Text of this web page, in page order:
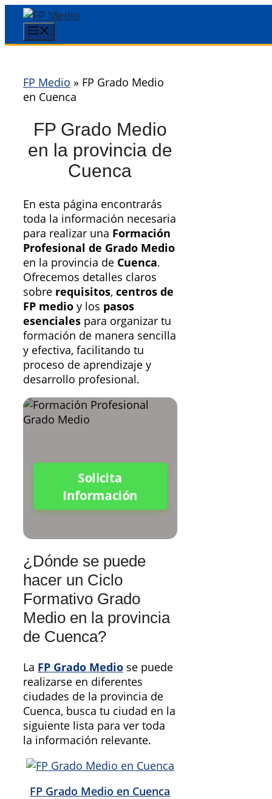
Saltar
contenido
FP Medio » FP Grado Medio
en Cuenca
FP Grado Medio
en la provincia de
Cuenca
En esta página encontrarás
toda la información necesaria
para realizar una Formación
Profesional de Grado Medio
en la provincia de Cuenca.
Ofrecemos detalles claros
sobre requisitos, centros de
FP medio y los pasos
esenciales para organizar tu
formación de manera sencilla
y efectiva, facilitando tu
proceso de aprendizaje y
desarrollo profesional.
Solicita
Información
¿Dónde se puede
hacer un Ciclo
Formativo Grado
Medio en la provincia
de Cuenca?
La FP Grado Medio se puede
realizarse en diferentes
ciudades de la provincia de
Cuenca, busca tu ciudad en la
siguiente lista para ver toda
la información relevante.
FP Grado Medio en Cuenca